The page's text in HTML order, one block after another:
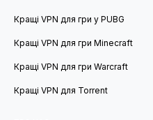
Кращі VPN для гри у PUBG
Кращі VPN для гри Minecraft
Кращі VPN для гри Warcraft
Кращі VPN для Torrent